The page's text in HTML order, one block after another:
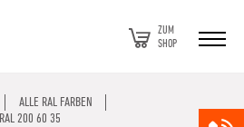
ZUM
SHOP
ALLE RAL FARBEN
RAL 200 60 35